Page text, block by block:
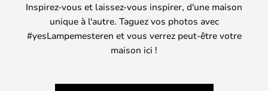
Inspirez-vous et laissez-vous inspirer, d'une maison
unique à l'autre. Taguez vos photos avec
#yesLampemesteren et vous verrez peut-être votre
maison ici !